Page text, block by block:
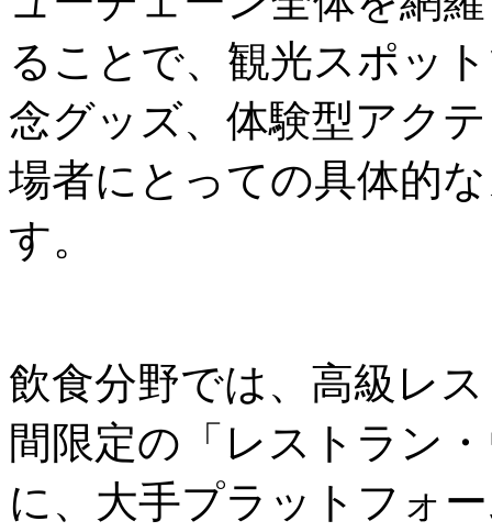
ることで、観光スポッ
念グッズ、体験型アク
場者にとっての具体的
す。
飲食分野では、高級レ
間限定の「レストラン
に、大手プラットフォ